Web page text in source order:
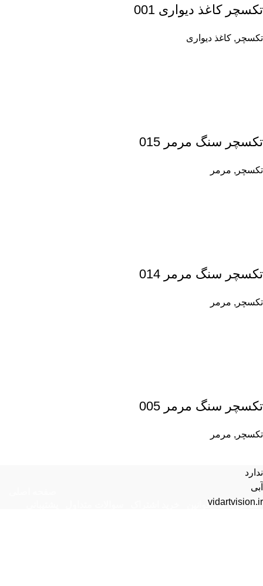
تکسچر کاغذ دیواری 001
تکسچر , کاغذ دیواری
تکسچر سنگ مرمر 015
تکسچر , مرمر
تکسچر سنگ مرمر 014
تکسچر , مرمر
تکسچر سنگ مرمر 005
تکسچر , مرمر
ندارد
آبی
vidartvision.ir
تماس با ما
قوانین